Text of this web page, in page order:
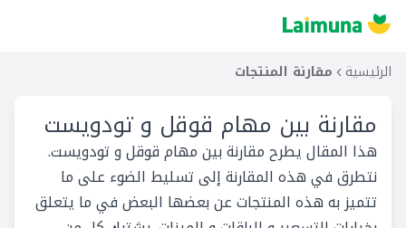
الرئيسية مقارنة المنتجات
مقارنة بين مهام قوقل و تودويست
هذا المقال يطرح مقارنة بين مهام قوقل و تودويست.
نتطرق في هذه المقارنة إلى تسليط الضوء على ما
تتميز به هذه المنتجات عن بعضها البعض في ما يتعلق